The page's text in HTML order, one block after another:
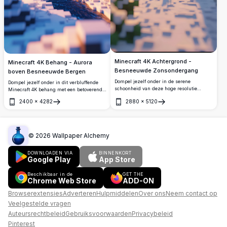
Minecraft 4K Behang - Aurora
boven Besneeuwde Bergen
Dompel jezelf onder in dit verbluffende
Minecraft 4K behang met een betoverend
gedetailleerde, hoge resolutie scène vangt
2400 × 4282
Openen
Minecraft 4K Achtergrond -
Besneeuwde Zonsondergang
Dompel jezelf onder in de serene
schoonheid van deze hoge resolutie
besneeuwde zonsondergang.
2880 × 5120
Openen
© 2026 Wallpaper Alchemy
DOWNLOADEN VIA
Google Play
BINNENKORT
App Store
Beschikbaar in de
Chrome Web Store
GET THE
ADD-ON
BrowserextensiesAdverterenHulpmiddelenOver onsNeem contact op
Veelgestelde vragen
AuteursrechtbeleidGebruiksvoorwaardenPrivacybeleid
Pinterest